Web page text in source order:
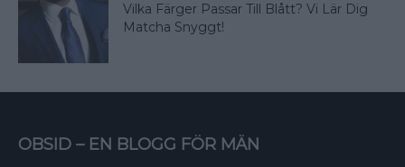
Vilka Färger Passar Till Blått? Vi Lär Dig
Matcha Snyggt!
OBSID – EN BLOGG FÖR MÄN